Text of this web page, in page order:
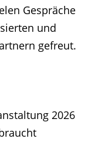
Gespräche
und
gefreut.
2026